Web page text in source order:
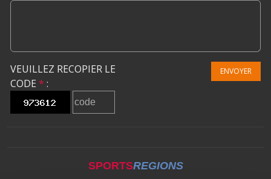
VEUILLEZ RECOPIER LE
CODE * :
ENVOYER
SPORTSREGIONS